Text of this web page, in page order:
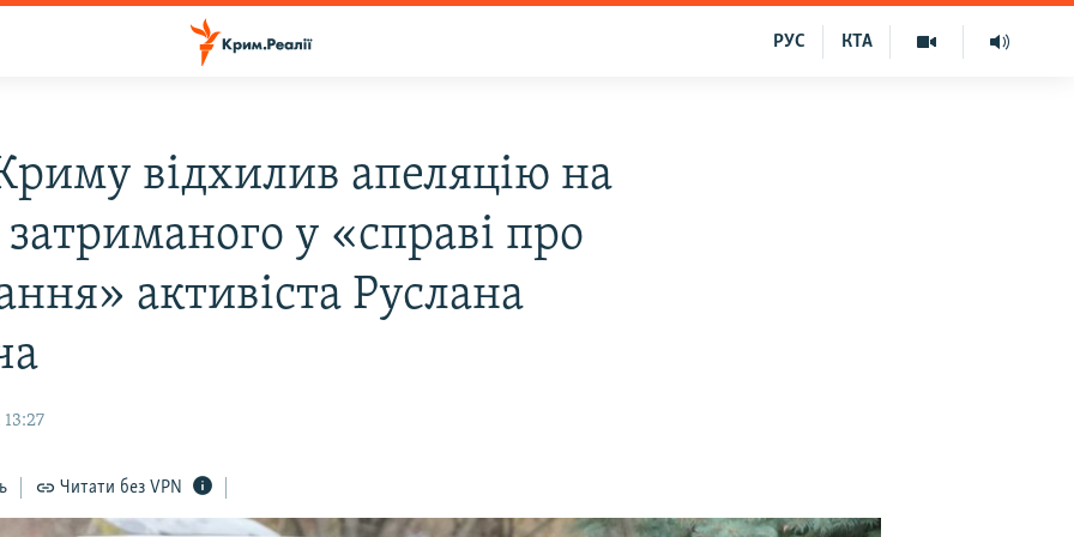
КТА
РУС
відхилив апеляцію на
у «справі про
активіста Руслана
Читати без VPN